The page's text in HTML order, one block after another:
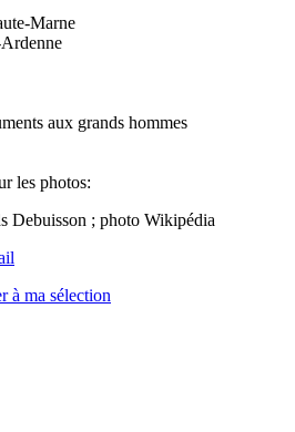
Marne
aux grands hommes
les photos:
Debuisson ; photo Wikipédia
à ma sélection